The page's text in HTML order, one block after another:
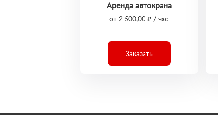
Аренда автокрана
от 2 500,00 ₽ / час
Заказать